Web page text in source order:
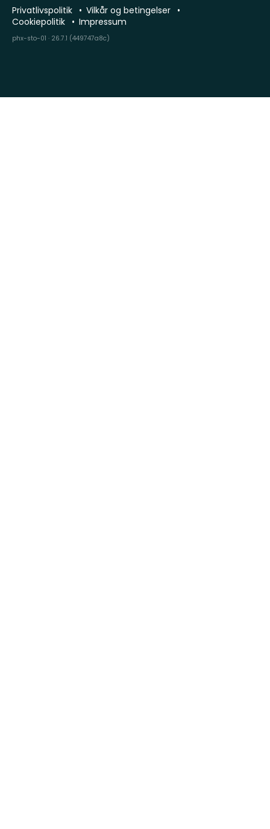
Privatlivspolitik
Vilkår og betingelser
Cookiepolitik
Impressum
phx-sto-01 · 26.7.1 (449747a8c)